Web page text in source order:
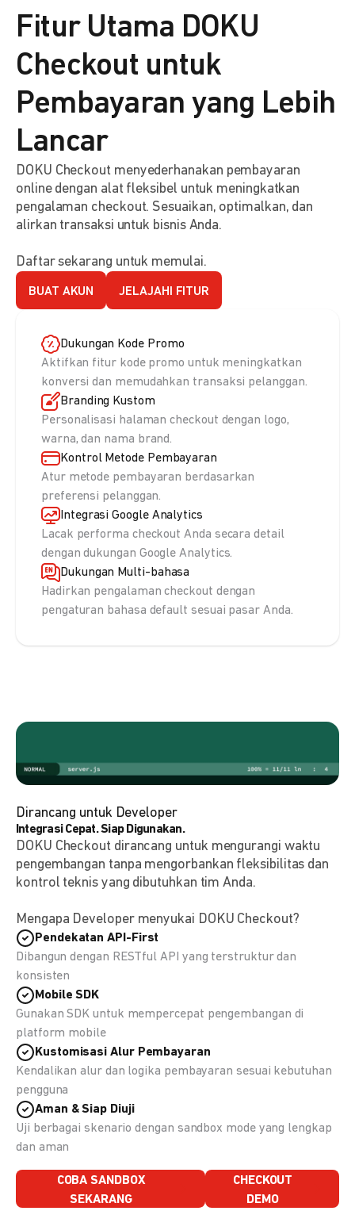
Fitur Utama DOKU
Checkout untuk
Pembayaran yang Lebih
Lancar
DOKU Checkout menyederhanakan pembayaran
online dengan alat fleksibel untuk meningkatkan
pengalaman checkout. Sesuaikan, optimalkan, dan
alirkan transaksi untuk bisnis Anda.
Daftar sekarang untuk memulai.
BUAT AKUN JELAJAHI FITUR
Dukungan Kode Promo
Aktifkan fitur kode promo untuk meningkatkan
konversi dan memudahkan transaksi pelanggan.
Branding Kustom
Personalisasi halaman checkout dengan logo,
warna, dan nama brand.
Kontrol Metode Pembayaran
Atur metode pembayaran berdasarkan
preferensi pelanggan.
Integrasi Google Analytics
Lacak performa checkout Anda secara detail
dengan dukungan Google Analytics.
Dukungan Multi-bahasa
Hadirkan pengalaman checkout dengan
pengaturan bahasa default sesuai pasar Anda.
Dirancang untuk Developer
Integrasi Cepat. Siap Digunakan.
DOKU Checkout dirancang untuk mengurangi waktu
pengembangan tanpa mengorbankan fleksibilitas dan
kontrol teknis yang dibutuhkan tim Anda.
Mengapa Developer menyukai DOKU Checkout?
Pendekatan API-First
Dibangun dengan RESTful API yang terstruktur dan
konsisten
Mobile SDK
Gunakan SDK untuk mempercepat pengembangan di
platform mobile
Kustomisasi Alur Pembayaran
Kendalikan alur dan logika pembayaran sesuai kebutuhan
pengguna
Aman & Siap Diuji
Uji berbagai skenario dengan sandbox mode yang lengkap
dan aman
COBA SANDBOX
SEKARANG
CHECKOUT
DEMO